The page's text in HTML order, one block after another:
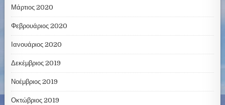
Μάρτιος 2020
Φεβρουάριος 2020
Ιανουάριος 2020
Δεκέμβριος 2019
Νοέμβριος 2019
Οκτώβριος 2019